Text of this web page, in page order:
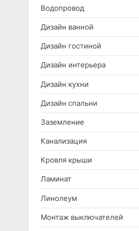
Водопровод
Дизайн ванной
Дизайн гостиной
Дизайн интерьера
Дизайн кухни
Дизайн спальни
Заземление
Канализация
Кровля крыши
Ламинат
Линолеум
Монтаж выключателей